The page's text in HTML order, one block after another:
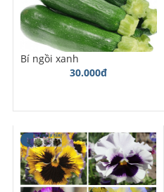
Bí ngồi xanh
30.000đ